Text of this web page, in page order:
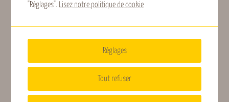
Passiflore Eia popeia
17,50€
Lire la suite
"Réglages".
Lisez notre politique de cookie
Réglages
Tout refuser